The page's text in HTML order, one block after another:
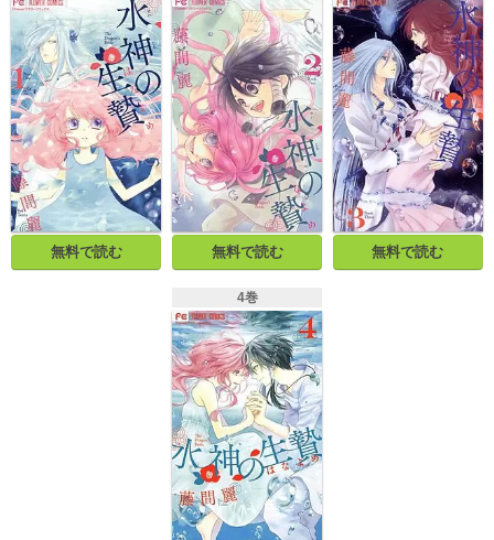
無料で読む 無料で読む 無料で読む
4巻